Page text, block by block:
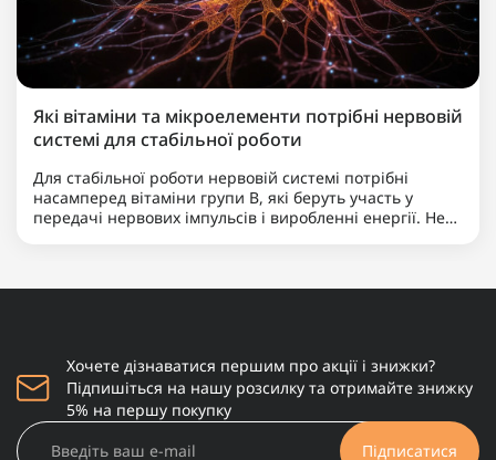
Які вітаміни та мікроелементи потрібні нервовій
системі для стабільної роботи
Для стабільної роботи нервовій системі потрібні
насамперед вітаміни групи B, які беруть участь у
передачі нервових імпульсів і виробленні енергії. Не
Хочете дізнаватися першим про акції і знижки?
Підпишіться на нашу розсилку та отримайте знижку
5% на першу покупку
Підписатися